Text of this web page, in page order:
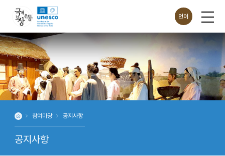
언어
ENG
CHN
JPN
공지사항
참여마당 공지사항